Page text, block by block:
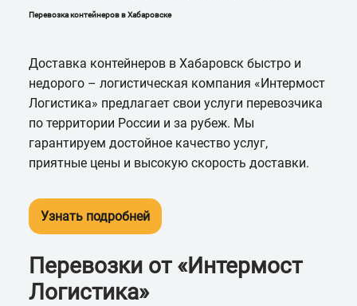
Строка
Перевозка контейнеров в Хабаровске
Доставка контейнеров в Хабаровск быстро и
недорого – логистическая компания «Интермост
Логистика» предлагает свои услуги перевозчика
по территории России и за рубеж. Мы
гарантируем достойное качество услуг,
приятные цены и высокую скорость доставки.
Узнать подробней
Перевозки от «Интермост
Логистика»